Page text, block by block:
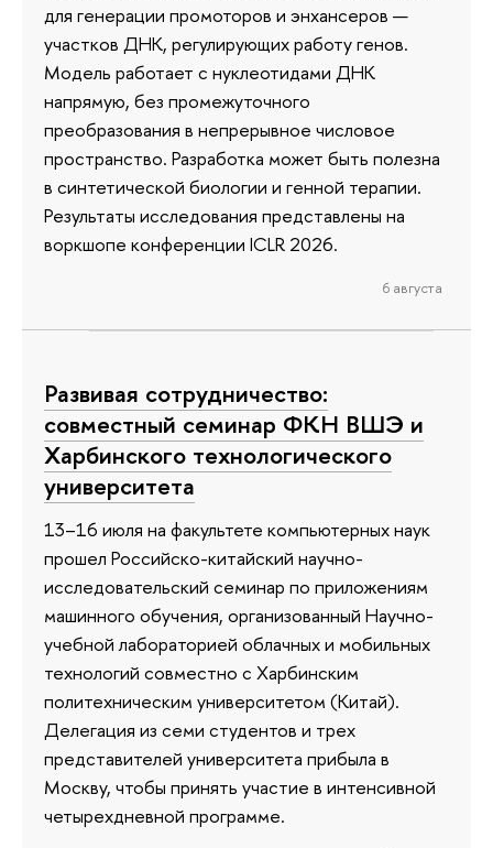
для генерации промоторов и энхансеров —
участков ДНК, регулирующих работу генов.
Модель работает с нуклеотидами ДНК
напрямую, без промежуточного
преобразования в непрерывное числовое
пространство. Разработка может быть полезна
в синтетической биологии и генной терапии.
Результаты исследования представлены на
воркшопе конференции ICLR 2026.
6 августа
Развивая сотрудничество:
совместный семинар ФКН ВШЭ и
Харбинского технологического
университета
13–16 июля на факультете компьютерных наук
прошел Российско-китайский научно-
исследовательский семинар по приложениям
машинного обучения, организованный Научно-
учебной лабораторией облачных и мобильных
технологий совместно с Харбинским
политехническим университетом (Китай).
Делегация из семи студентов и трех
представителей университета прибыла в
Москву, чтобы принять участие в интенсивной
четырехдневной программе.